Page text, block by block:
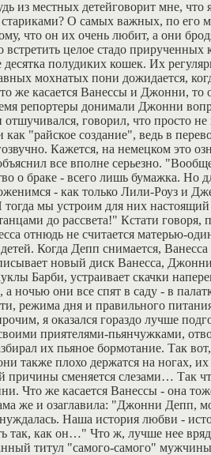
из местных детейговорит мне, что
О самых важных, по его
что он их очень любит, а они
целое стадо прирученных
полудиких кошек. Их
мохнатых пони дожидается,
же касается Ванессы и Джонни, то
репортеры донимали Джонни
говорил, что просто не
"райское создание", ведь в
Кажется, на немецком это
все вполне серьезно.
о браке - всего лишь бумажка. Но
- как только Лили-Роуз и
мы устроим для них
до рассвета!" Кстати говоря,
отнюдь не считается матерью-
Когда Депп снимается, Ванесса
новый диск Ванесса,
Барби, устраивает скачки
они все спят в саду - в
режима дня и правильного
я оказался гораздо лучше
приятелями-пьянчужками,
их пьяное бормотание. Так
также плохо держатся на ногах, их
причины сменяется слезами… Так
Что же касается Ванессы - она
же и озаглавила: "Джонни Депп,
Наша история любви -
так, как он…" Что ж, лучше нее
титул "самого-самого"